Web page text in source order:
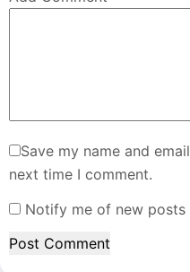
Save my name and
next time I comment.
Notify me of new posts
Post Comment